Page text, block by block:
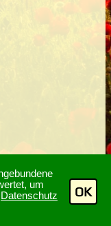
um
Datenschutz
OK